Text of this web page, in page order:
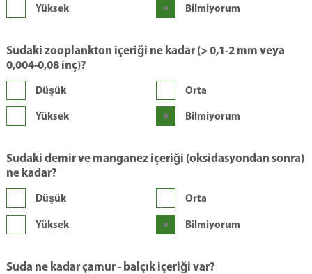
Yüksek
Bilmiyorum
Sudaki zooplankton içeriği ne kadar (> 0,1-2 mm veya
0,004-0,08 inç)?
Düşük
Orta
Yüksek
Bilmiyorum
Sudaki demir ve manganez içeriği (oksidasyondan sonra)
ne kadar?
Düşük
Orta
Yüksek
Bilmiyorum
Suda ne kadar çamur - balçık içeriği var?